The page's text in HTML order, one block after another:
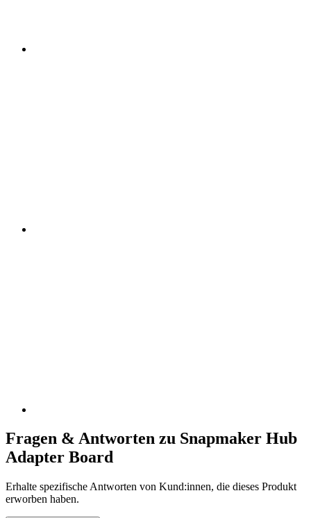
Fragen & Antworten zu Snapmaker Hub
Adapter Board
Erhalte spezifische Antworten von Kund:innen, die dieses Produkt
erworben haben.